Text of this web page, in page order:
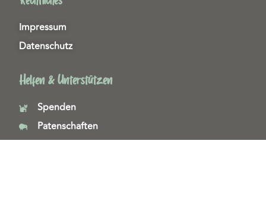
Impressum
Datenschutz
Helfen & Unterstützen
Spenden
Patenschaften